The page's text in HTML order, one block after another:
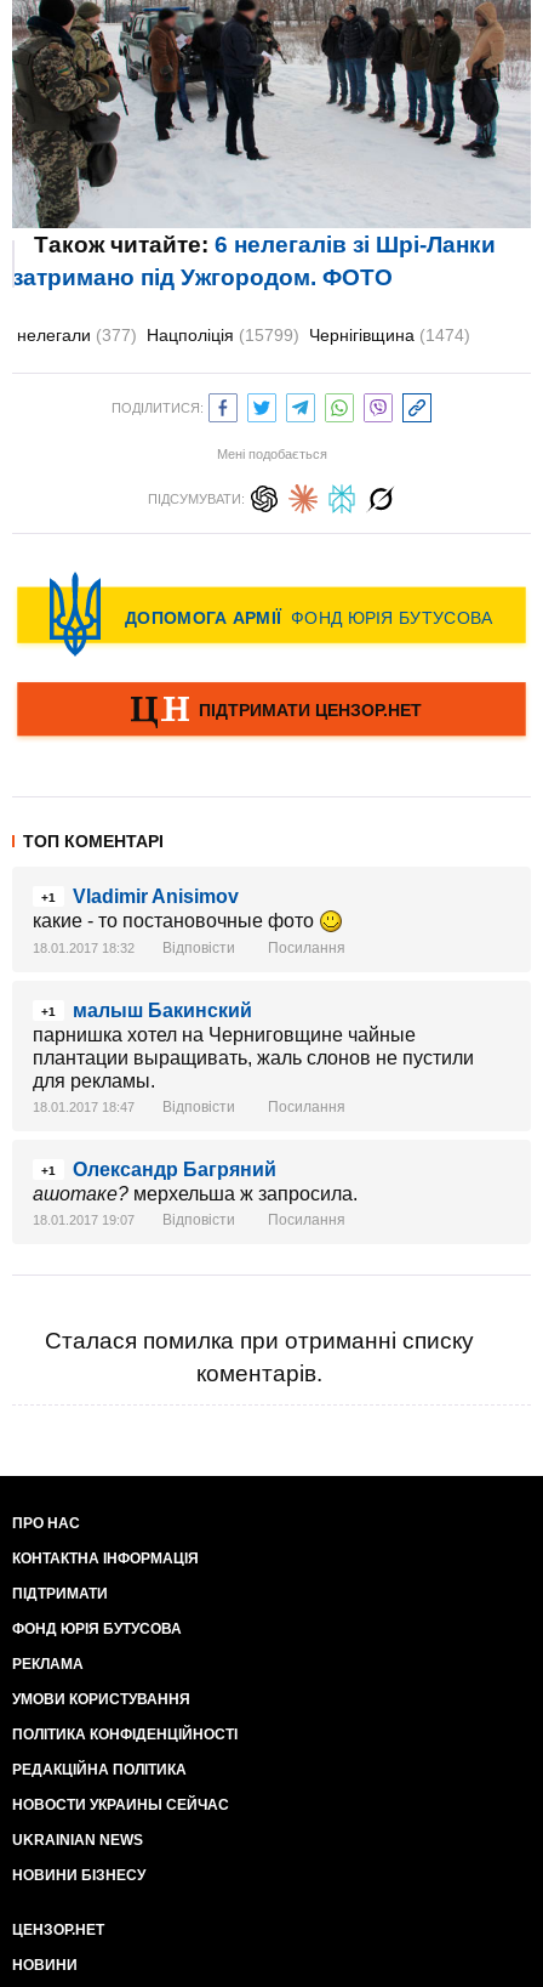
Також читайте: 6 нелегалів зі Шрі-Ланки
затримано під Ужгородом. ФОТО
нелегали (377) Нацполіція (15799) Чернігівщина (1474)
ПОДІЛИТИСЯ:
Мені подобається
ПІДСУМУВАТИ:
ТОП КОМЕНТАРІ
+1
Vladimir Anisimov
какие - то постановочные фото
18.01.2017 18:32 Відповісти Посилання
+1
малыш Бакинский
парнишка хотел на Черниговщине чайные
плантации выращивать, жаль слонов не пустили
для рекламы.
18.01.2017 18:47 Відповісти Посилання
+1
Олександр Багряний
ашотаке? мерхельша ж запросила.
18.01.2017 19:07 Відповісти Посилання
Сталася помилка при отриманні списку
коментарів.
ПРО НАС
КОНТАКТНА ІНФОРМАЦІЯ
ПІДТРИМАТИ
ФОНД ЮРІЯ БУТУСОВА
РЕКЛАМА
УМОВИ КОРИСТУВАННЯ
ПОЛІТИКА КОНФІДЕНЦІЙНОСТІ
РЕДАКЦІЙНА ПОЛІТИКА
НОВОСТИ УКРАИНЫ СЕЙЧАС
UKRAINIAN NEWS
НОВИНИ БІЗНЕСУ
ЦЕНЗОР.НЕТ
НОВИНИ